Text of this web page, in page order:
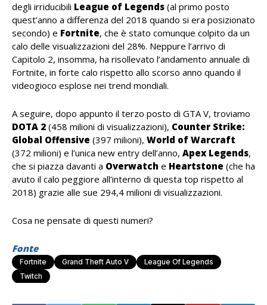
degli irriducibili League of Legends (al primo posto
quest’anno a differenza del 2018 quando si era posizionato
secondo) e Fortnite, che è stato comunque colpito da un
calo delle visualizzazioni del 28%. Neppure l’arrivo di
Capitolo 2, insomma, ha risollevato l’andamento annuale di
Fortnite, in forte calo rispetto allo scorso anno quando il
videogioco esplose nei trend mondiali.
A seguire, dopo appunto il terzo posto di GTA V, troviamo
DOTA 2 (458 milioni di visualizzazioni), Counter Strike:
Global Offensive (397 milioni), World of Warcraft
(372 milioni) e l’unica new entry dell’anno, Apex Legends,
che si piazza davanti a Overwatch e Heartstone (che ha
avuto il calo peggiore all’interno di questa top rispetto al
2018) grazie alle sue 294,4 milioni di visualizzazioni.
Cosa ne pensate di questi numeri?
Fonte
Fortnite Grand Theft Auto V
League Of Legends
Twitch